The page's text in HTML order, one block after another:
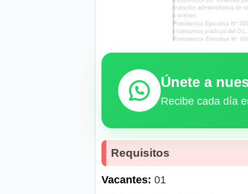
Únete a
Recibe cada día
Requisitos
Vacantes: 01